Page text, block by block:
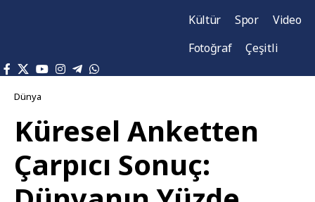
Kültür
Spor
Video
Fotoğraf
Çeşitli
Dünya
Küresel Anketten
Çarpıcı Sonuç: